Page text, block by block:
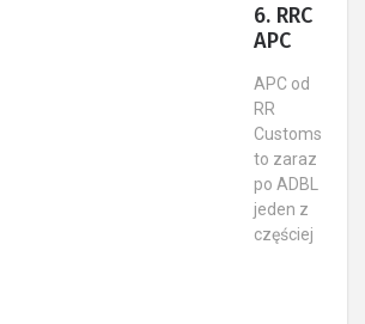
6. RRC
APC
APC od
RR
Customs
to zaraz
po ADBL
jeden z
częściej